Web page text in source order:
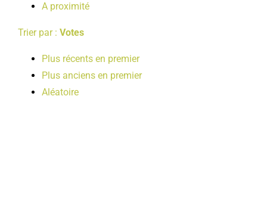
A proximité
Trier par : Votes
Plus récents en premier
Plus anciens en premier
Aléatoire